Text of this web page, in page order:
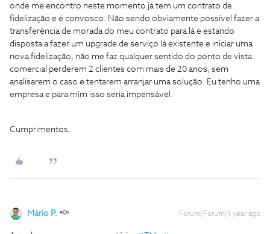
onde me encontro neste momento já tem um contrato de
fidelização e é convosco. Não sendo obviamente possível fazer a
transferência de morada do meu contrato para lá e estando
disposta a fazer um upgrade de serviço lá existente e iniciar uma
nova fidelização, não me faz qualquer sentido do ponto de vista
comercial perderem 2 clientes com mais de 20 anos, sem
analisarem o caso e tentarem arranjar uma solução. Eu tenho uma
empresa e para mim isso seria impensável.
Cumprimentos,
Mário P. Forum|Forum|1 year ago